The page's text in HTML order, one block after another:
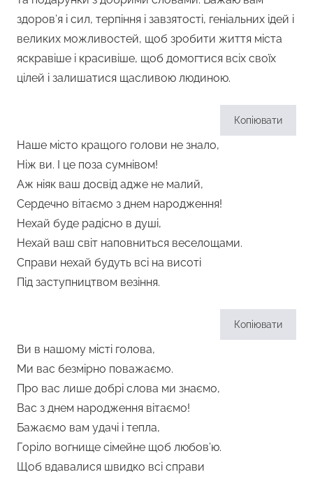
здоров’я і сил, терпіння і завзятості, геніальних ідей і
великих можливостей, щоб зробити життя міста
яскравіше і красивіше, щоб домогтися всіх своїх
цілей і залишатися щасливою людиною.
Копіювати
Наше місто кращого голови не знало,
Ніж ви. І це поза сумнівом!
Аж ніяк ваш досвід адже не малий,
Сердечно вітаємо з днем народження!
Нехай буде радісно в душі,
Нехай ваш світ наповниться веселощами.
Справи нехай будуть всі на висоті
Під заступництвом везіння.
Копіювати
Ви в нашому місті голова,
Ми вас безмірно поважаємо.
Про вас лише добрі слова ми знаємо,
Вас з днем народження вітаємо!
Бажаємо вам удачі і тепла,
Горіло вогнище сімейне щоб любов’ю.
Щоб вдавалися швидко всі справи